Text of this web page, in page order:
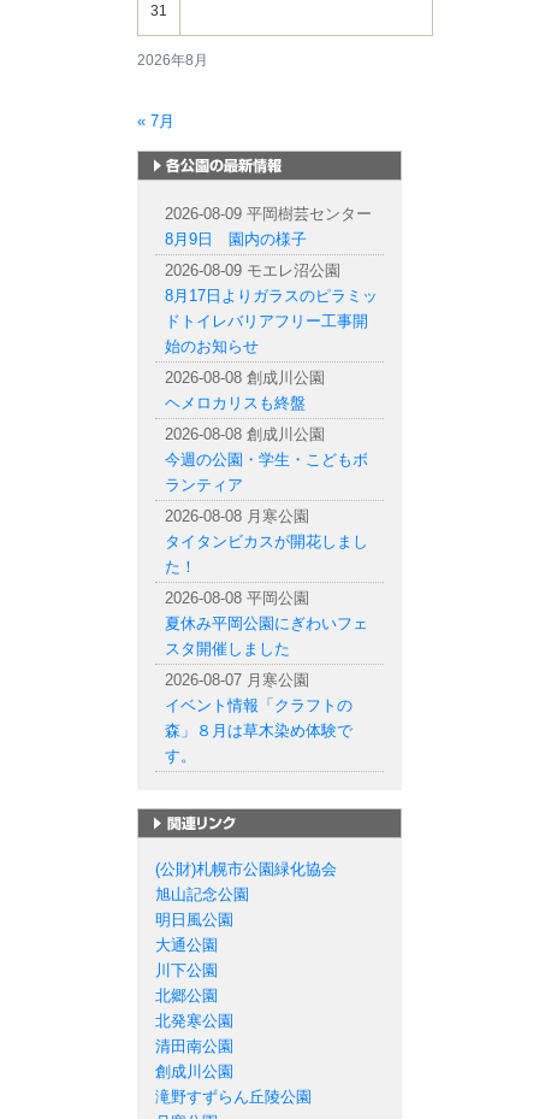
2026年8月
31
« 7月
2026-08-09 平岡樹芸センター
8月9日 園内の様子
2026-08-09 モエレ沼公園
8月17日よりガラスのピラミッ
ドトイレバリアフリー工事開
始のお知らせ
2026-08-08 創成川公園
ヘメロカリスも終盤
2026-08-08 創成川公園
今週の公園・学生・こどもボ
ランティア
2026-08-08 月寒公園
タイタンビカスが開花しまし
た！
2026-08-08 平岡公園
夏休み平岡公園にぎわいフェ
スタ開催しました
2026-08-07 月寒公園
イベント情報「クラフトの
森」８月は草木染め体験で
す。
(公財)札幌市公園緑化協会
旭山記念公園
明日風公園
大通公園
川下公園
北郷公園
北発寒公園
清田南公園
創成川公園
滝野すずらん丘陵公園